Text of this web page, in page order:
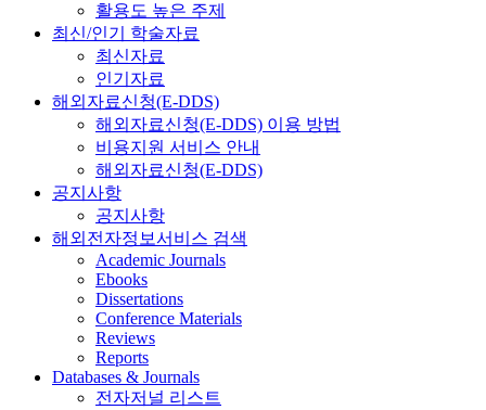
활용도 높은 주제
최신/인기 학술자료
최신자료
인기자료
해외자료신청(E-DDS)
해외자료신청(E-DDS) 이용 방법
비용지원 서비스 안내
해외자료신청(E-DDS)
공지사항
공지사항
해외전자정보서비스 검색
Academic Journals
Ebooks
Dissertations
Conference Materials
Reviews
Reports
Databases & Journals
전자저널 리스트